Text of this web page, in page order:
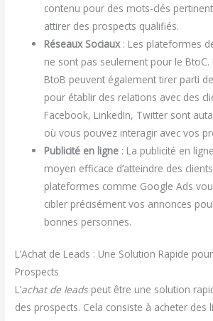
contenu pour des mots-clés
attirer des prospects qualifiés.
Réseaux Sociaux: Les plateformes
ne sont pas seulement pour le BtoC.
BtoB peuvent également tirer parti
pour établir des relations avec des
Facebook, LinkedIn, Twitter sont
où vous pouvez interagir avec vos
Publicité en ligne : La publicité en
moyen efficace d’atteindre des
plateformes comme Google Ads
cibler précisément vos annonces
bonnes personnes.
L’Achat de Leads : Une Solution Rapide
Prospects
L’achat de leadspeut être une solution
des prospects. Cela consiste à acheter des